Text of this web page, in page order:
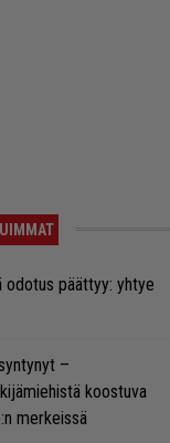
odotus päättyy: yhtye
–
koostuva
merkeissä